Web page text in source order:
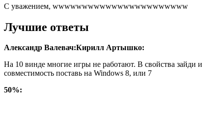
С уважением, wwwwwwwwwwwwwwwwwwwwwww
Лучшие ответы
Александр Валевач:Кирилл Артышко:
На 10 винде многие игры не работают. В свойства зайди и
совместимость поставь на Windows 8, или 7
50%: